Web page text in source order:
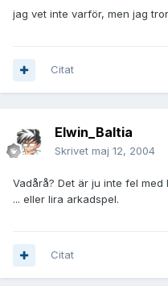
jag vet inte varför, men jag
Citat
Elwin_Baltia
Skrivet maj 12, 2004
Vadårå? Det är ju inte fel
... eller lira arkadspel.
Citat